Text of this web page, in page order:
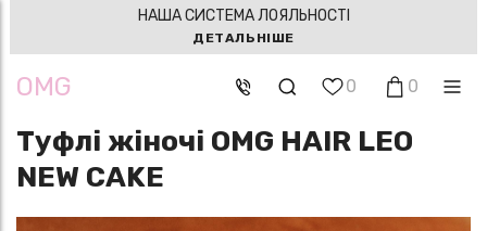
НАША СИСТЕМА ЛОЯЛЬНОСТІ
ДЕТАЛЬНІШЕ
OMG 0 0
Туфлі жіночі OMG HAIR LEO
NEW CAKE